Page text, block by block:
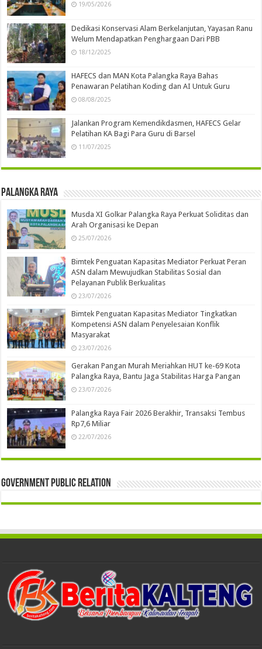
19/05/2026
Dedikasi Konservasi Alam Berkelanjutan, Yayasan Ranu
Welum Mendapatkan Penghargaan Dari PBB
18/12/2025
HAFECS dan MAN Kota Palangka Raya Bahas
Penawaran Pelatihan Koding dan AI Untuk Guru
08/08/2025
Jalankan Program Kemendikdasmen, HAFECS Gelar
Pelatihan KA Bagi Para Guru di Barsel
11/07/2025
Palangka Raya
Musda XI Golkar Palangka Raya Perkuat Soliditas dan
Arah Organisasi ke Depan
25/07/2026
Bimtek Penguatan Kapasitas Mediator Perkuat Peran
ASN dalam Mewujudkan Stabilitas Sosial dan
Pelayanan Publik Berkualitas
23/07/2026
Bimtek Penguatan Kapasitas Mediator Tingkatkan
Kompetensi ASN dalam Penyelesaian Konflik
Masyarakat
23/07/2026
Gerakan Pangan Murah Meriahkan HUT ke-69 Kota
Palangka Raya, Bantu Jaga Stabilitas Harga Pangan
23/07/2026
Palangka Raya Fair 2026 Berakhir, Transaksi Tembus
Rp7,6 Miliar
22/07/2026
Government Public Relation